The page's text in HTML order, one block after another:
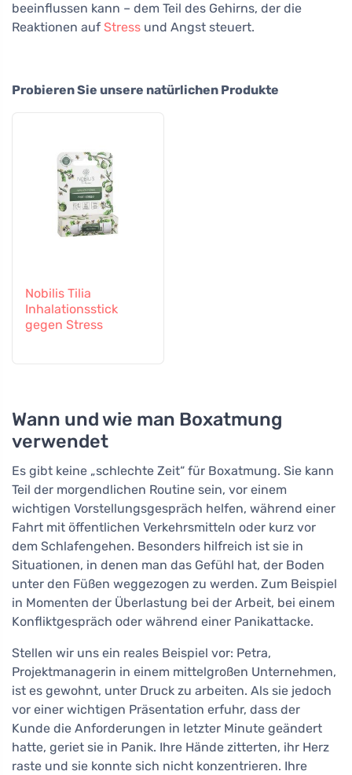
beeinflussen kann – dem Teil des Gehirns, der die
Reaktionen auf Stress und Angst steuert.
Probieren Sie unsere natürlichen Produkte
Nobilis Tilia
Inhalationsstick
gegen Stress
Wann und wie man Boxatmung
verwendet
Es gibt keine „schlechte Zeit“ für Boxatmung. Sie kann
Teil der morgendlichen Routine sein, vor einem
wichtigen Vorstellungsgespräch helfen, während einer
Fahrt mit öffentlichen Verkehrsmitteln oder kurz vor
dem Schlafengehen. Besonders hilfreich ist sie in
Situationen, in denen man das Gefühl hat, der Boden
unter den Füßen weggezogen zu werden. Zum Beispiel
in Momenten der Überlastung bei der Arbeit, bei einem
Konfliktgespräch oder während einer Panikattacke.
Stellen wir uns ein reales Beispiel vor: Petra,
Projektmanagerin in einem mittelgroßen Unternehmen,
ist es gewohnt, unter Druck zu arbeiten. Als sie jedoch
vor einer wichtigen Präsentation erfuhr, dass der
Kunde die Anforderungen in letzter Minute geändert
hatte, geriet sie in Panik. Ihre Hände zitterten, ihr Herz
raste und sie konnte sich nicht konzentrieren. Ihre